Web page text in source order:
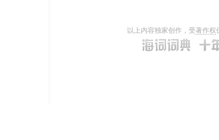
以上内容独家创作，受著作权